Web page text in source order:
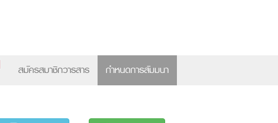
สมัครสมาชิกวารสาร กำหนดการสัมมนา